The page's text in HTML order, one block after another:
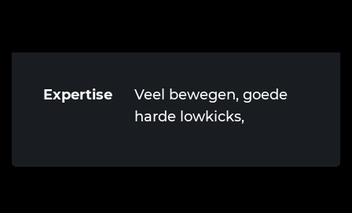
Expertise
Veel bewegen, goede
harde lowkicks,